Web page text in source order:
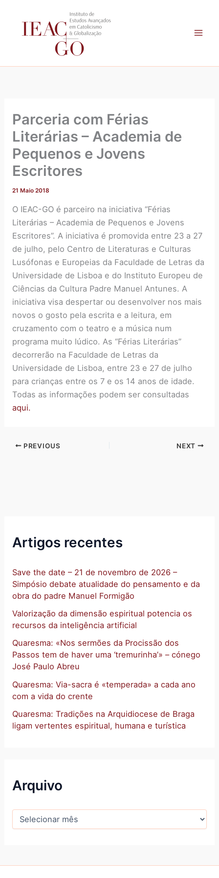
Parceria com Férias
Literárias – Academia de
Pequenos e Jovens
Escritores
21 Maio 2018
O IEAC-GO é parceiro na iniciativa “Férias
Literárias – Academia de Pequenos e Jovens
Escritores”. A iniciativa é promovida entre 23 a 27
de julho, pelo Centro de Literaturas e Culturas
Lusófonas e Europeias da Faculdade de Letras da
Universidade de Lisboa e do Instituto Europeu de
Ciências da Cultura Padre Manuel Antunes. A
iniciativa visa despertar ou desenvolver nos mais
novos o gosto pela escrita e a leitura, em
cruzamento com o teatro e a música num
programa muito lúdico. As “Férias Literárias”
decorrerão na Faculdade de Letras da
Universidade de Lisboa, entre 23 e 27 de julho
para crianças entre os 7 e os 14 anos de idade.
Todas as informações podem ser consultadas
aqui.
PREVIOUS NEXT
Artigos recentes
Save the date – 21 de novembro de 2026 –
Simpósio debate atualidade do pensamento e da
obra do padre Manuel Formigão
Valorização da dimensão espiritual potencia os
recursos da inteligência artificial
Quaresma: «Nos sermões da Procissão dos
Passos tem de haver uma ‘tremurinha’» – cónego
José Paulo Abreu
Quaresma: Via-sacra é «temperada» a cada ano
com a vida do crente
Quaresma: Tradições na Arquidiocese de Braga
ligam vertentes espiritual, humana e turística
Arquivo